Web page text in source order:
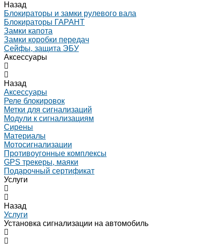
Назад
Блокираторы и замки рулевого вала
Блокираторы ГАРАНТ
Замки капота
Замки коробки передач
Сейфы, защита ЭБУ
Аксессуары
Назад
Аксессуары
Реле блокировок
Метки для сигнализаций
Модули к сигнализациям
Сирены
Материалы
Мотосигнализации
Противоугонные комплексы
GPS трекеры, маяки
Подарочный сертификат
Услуги
Назад
Услуги
Установка сигнализации на автомобиль